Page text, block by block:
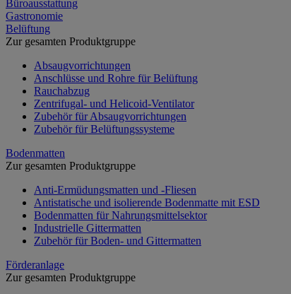
Büroausstattung
Gastronomie
Belüftung
Zur gesamten Produktgruppe
Absaugvorrichtungen
Anschlüsse und Rohre für Belüftung
Rauchabzug
Zentrifugal- und Helicoid-Ventilator
Zubehör für Absaugvorrichtungen
Zubehör für Belüftungssysteme
Bodenmatten
Zur gesamten Produktgruppe
Anti-Ermüdungsmatten und -Fliesen
Antistatische und isolierende Bodenmatte mit ESD
Bodenmatten für Nahrungsmittelsektor
Industrielle Gittermatten
Zubehör für Boden- und Gittermatten
Förderanlage
Zur gesamten Produktgruppe